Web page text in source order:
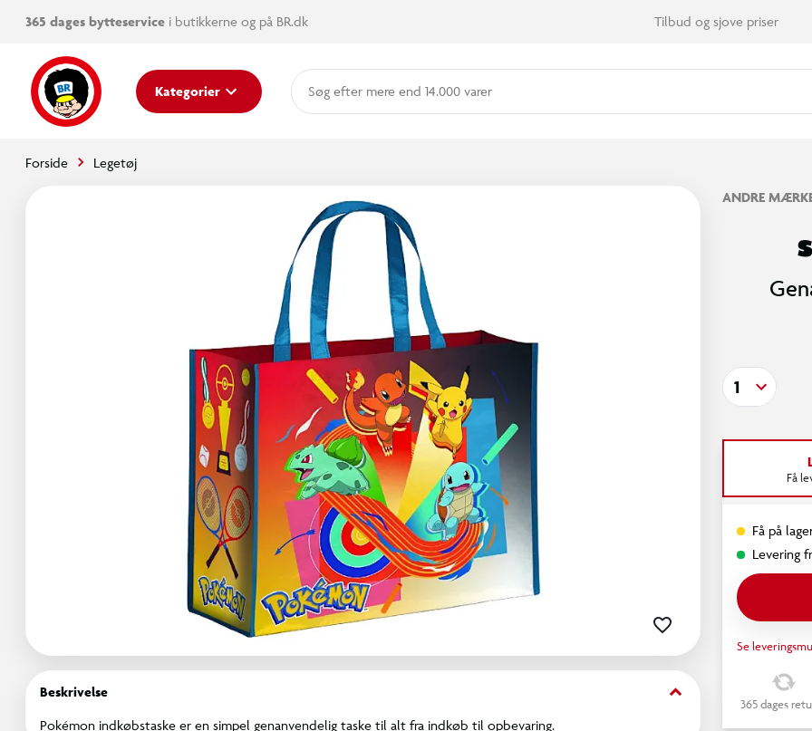
365 dages bytteservice i butikkerne og på BR.dk Tilbud og sjove priser
Kategorier mere end 14.000 varer
Forside Legetøj
Beskrivelse keyboard_arrow_down
Pokémon indkøbstaske er en simpel genanvendelig taske til alt fra indkøb til opbevaring.
ANDRE
1
Få
Få på
Levering
Se
365 dages